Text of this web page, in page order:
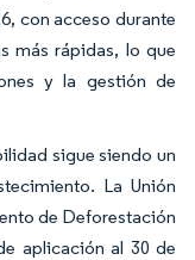
con acceso durante
más rápidas, lo que
y la gestión de
sigue siendo un
La Unión
de Deforestación
aplicación al 30 de